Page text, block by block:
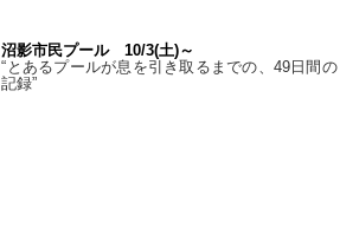
沼影市民プール 10/3(土)～
“とあるプールが息を引き取るまでの、49日間の
記録”